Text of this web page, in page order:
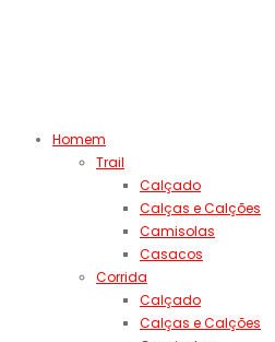
Homem
Trail
Calçado
Calças e Calções
Camisolas
Casacos
Corrida
Calçado
Calças e Calções